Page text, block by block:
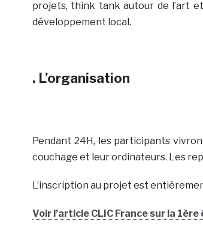
projets, think tank autour de l’art
développement local.
. L’organisation
Pendant 24H, les participants
couchage et leur ordinateurs. Les
L’inscription au projet est
Voir l’article CLIC France sur la